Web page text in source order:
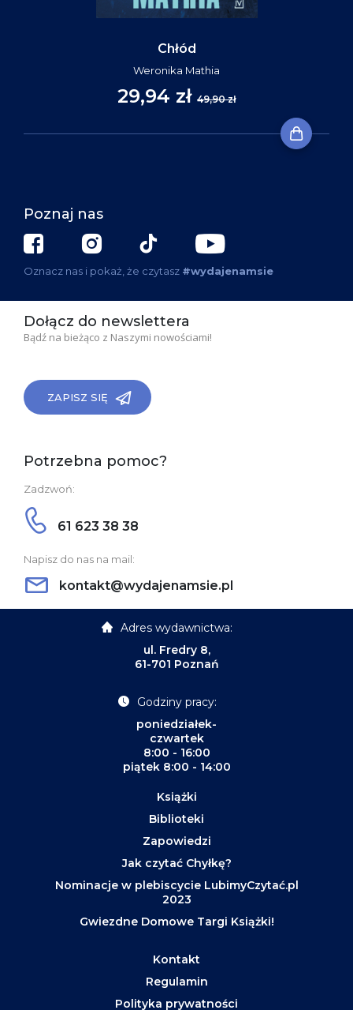
Chłód
Weronika Mathia
29,94 zł 49,90 zł
Poznaj nas
Oznacz nas i pokaż, że czytasz #wydajenamsie
Dołącz do newslettera
Bądź na bieżąco z Naszymi nowościami!
ZAPISZ SIĘ
Potrzebna pomoc?
Zadzwoń:
61 623 38 38
Napisz do nas na mail:
kontakt@wydajenamsie.pl
Adres wydawnictwa:
ul. Fredry 8,
61-701 Poznań
Godziny pracy:
poniedziałek-
czwartek
8:00 - 16:00
piątek 8:00 - 14:00
Książki
Biblioteki
Zapowiedzi
Jak czytać Chyłkę?
Nominacje w plebiscycie LubimyCzytać.pl
2023
Gwiezdne Domowe Targi Książki!
Kontakt
Regulamin
Polityka prywatności